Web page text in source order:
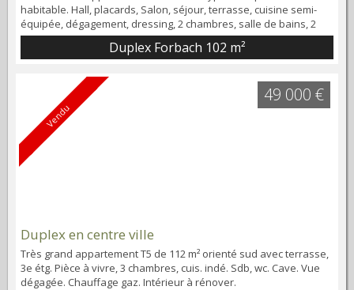
habitable. Hall, placards, Salon, séjour, terrasse, cuisine semi-
équipée, dégagement, dressing, 2 chambres, salle de bains, 2
toilettes. Cave + garage privé
Duplex Forbach 102 m²
Vendu
Duplex en centre ville
Très grand appartement T5 de 112 m² orienté sud avec terrasse,
3e étg. Pièce à vivre, 3 chambres, cuis. indé. Sdb, wc. Cave. Vue
dégagée. Chauffage gaz. Intérieur à rénover.
49 000 €